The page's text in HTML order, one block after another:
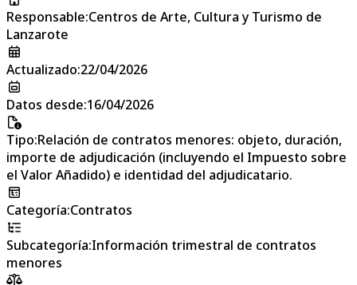
Responsable:Centros de Arte, Cultura y Turismo de
Lanzarote
Actualizado:22/04/2026
Datos desde:16/04/2026
Tipo:Relación de contratos menores: objeto, duración,
importe de adjudicación (incluyendo el Impuesto sobre
el Valor Añadido) e identidad del adjudicatario.
Categoría:Contratos
Subcategoría:Información trimestral de contratos
menores